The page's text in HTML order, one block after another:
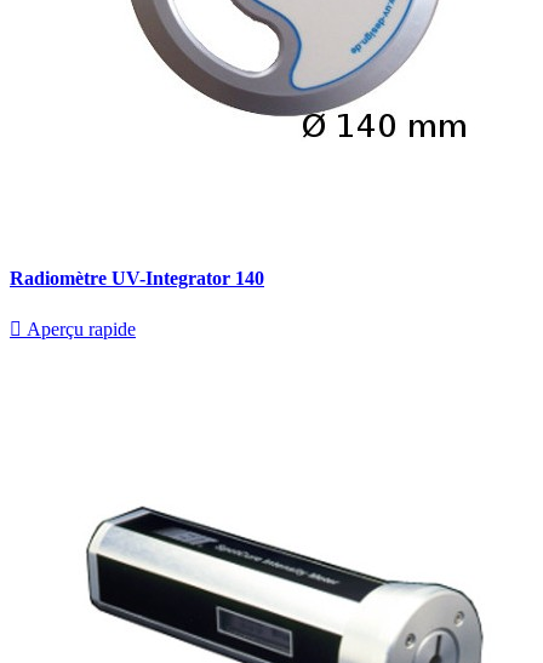
Radiomètre UV-Integrator 140
 Aperçu rapide